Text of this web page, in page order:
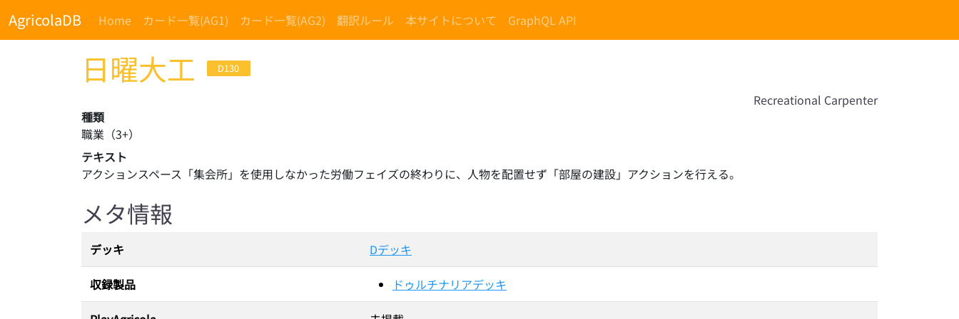
AgricolaDB Home カード一覧(AG1) カード一覧(AG2) 翻訳ルール 本サイトについて GraphQL API
日曜大工 D130
Recreational Carpenter
種類
職業 （3+）
テキスト
アクションスペース「集会所」を使用しなかった労働フェイズの終わりに、人物を配置せず「部屋の建設」アクションを行える。
メタ情報
デッキ Dデッキ
収録製品 ドゥルチナリアデッキ